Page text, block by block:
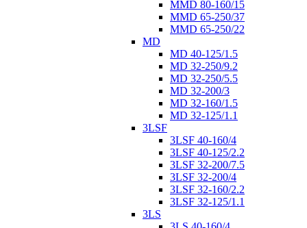
MMD 80-160/15
MMD 65-250/37
MMD 65-250/22
MD
MD 40-125/1.5
MD 32-250/9.2
MD 32-250/5.5
MD 32-200/3
MD 32-160/1.5
MD 32-125/1.1
3LSF
3LSF 40-160/4
3LSF 40-125/2.2
3LSF 32-200/7.5
3LSF 32-200/4
3LSF 32-160/2.2
3LSF 32-125/1.1
3LS